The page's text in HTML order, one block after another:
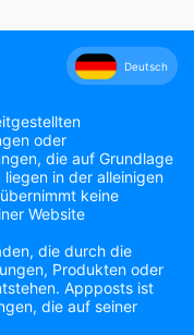
Deutsch
oder
die auf Grundlage
in der alleinigen
keine
Website
die durch die
Produkten oder
Appposts ist
die auf seiner